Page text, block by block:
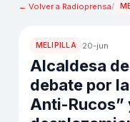
← Volver a Radioprensa/
MELIPILLA 20-jun
Alcaldesa
debate por
Anti-Rucos”